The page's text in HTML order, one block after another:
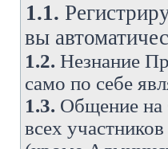
1.1.
вы
1.2. Незнание
само по себе
1.3. Общение на
всех